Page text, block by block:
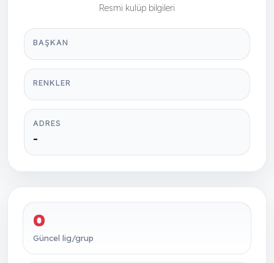
Resmi kulüp bilgileri
BAŞKAN
RENKLER
ADRES
-
0
Güncel lig/grup